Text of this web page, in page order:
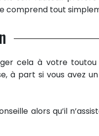
comprend tout
cela à votre
à part si vous avez
alors qu’il